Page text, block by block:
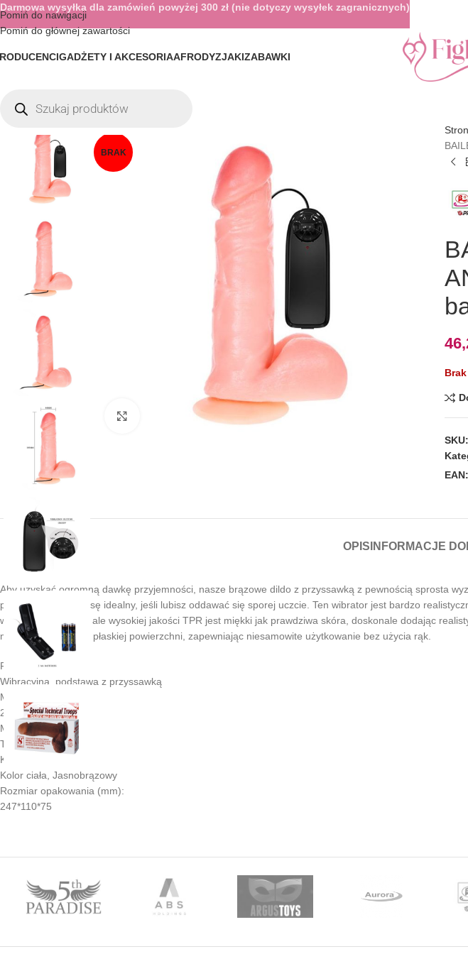
Pomiń do nawigacji
Pomiń do głównej zawartości
GADŻETY I AKCESORIAAFRODYZJAKIZABAWKI
BRAK
Kliknij, aby powiększyć
SKU:
EAN:
OPIS INFORMACJE
Aby uzyskać ogromną dawkę przyjemności, nasze brązowe dildo z przyssawką z pewnością sprosta
pakuje poważną masę idealny, jeśli lubisz oddawać się sporej uczcie. Ten wibrator jest bardzo
wygląd. Nie tylko to, ale wysokiej jakości TPR jest miękki jak prawdziwa skóra, doskonale dodając
miejscu na gładkiej i płaskiej powierzchni, zapewniając niesamowite użytkowanie bez użycia rąk.
Funkcje:
Wibracyjna, podstawa z przyssawką
Moc:
2 baterie AA
Materiał:
TPR ABS
Kolor:
Kolor ciała, Jasnobrązowy
Rozmiar opakowania (mm):
247*110*75
Darmowa wysyłka dla zamówień powyżej 300 zł (nie dotyczy wysyłek zagranicznych)